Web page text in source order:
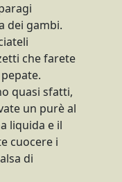
dei gambi.
che farete
quasi sfatti,
un purè al
liquida e il
cuocere i
di